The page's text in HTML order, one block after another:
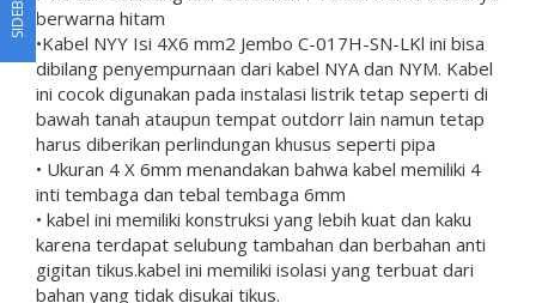
berwarna hitam
•Kabel NYY Isi 4X6 mm2 Jembo C-017H-SN-LKl ini bisa
dibilang penyempurnaan dari kabel NYA dan NYM. Kabel
ini cocok digunakan pada instalasi listrik tetap seperti di
bawah tanah ataupun tempat outdorr lain namun tetap
harus diberikan perlindungan khusus seperti pipa
• Ukuran 4 X 6mm menandakan bahwa kabel memiliki 4
inti tembaga dan tebal tembaga 6mm
• kabel ini memiliki konstruksi yang lebih kuat dan kaku
karena terdapat selubung tambahan dan berbahan anti
gigitan tikus.kabel ini memiliki isolasi yang terbuat dari
bahan yang tidak disukai tikus.